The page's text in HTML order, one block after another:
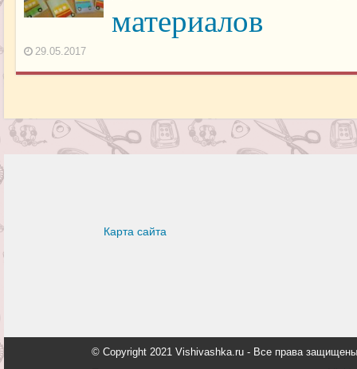
материалов
29.05.2017
Карта сайта
© Copyright 2021 Vishivashka.ru - Все права